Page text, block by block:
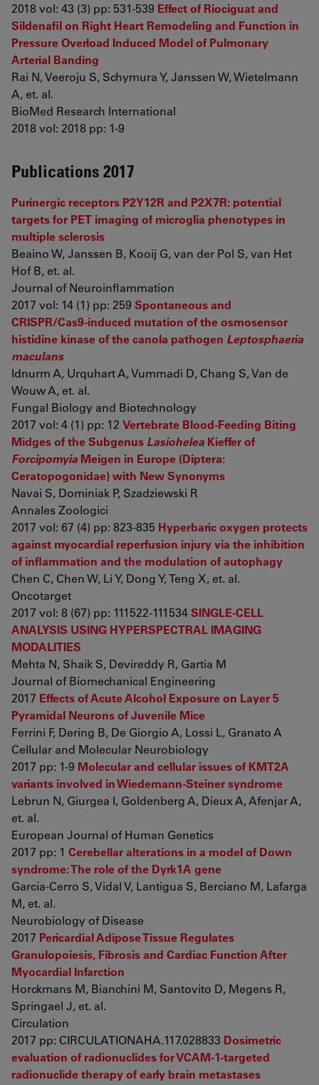
2018 vol: 43 (3) pp: 531-539 Effect of Riociguat and
Sildenafil on Right Heart Remodeling and Function in
Pressure Overload Induced Model of Pulmonary
Arterial Banding
Rai N, Veeroju S, Schymura Y, Janssen W, Wietelmann
A, et. al.
BioMed Research International
2018 vol: 2018 pp: 1-9
Publications 2017
Purinergic receptors P2Y12R and P2X7R: potential
targets for PET imaging of microglia phenotypes in
multiple sclerosis
Beaino W, Janssen B, Kooij G, van der Pol S, van Het
Hof B, et. al.
Journal of Neuroinflammation
2017 vol: 14 (1) pp: 259 Spontaneous and
CRISPR/Cas9-induced mutation of the osmosensor
histidine kinase of the canola pathogen Leptosphaeria
maculans
Idnurm A, Urquhart A, Vummadi D, Chang S, Van de
Wouw A, et. al.
Fungal Biology and Biotechnology
2017 vol: 4 (1) pp: 12 Vertebrate Blood-Feeding Biting
Midges of the Subgenus Lasiohelea Kieffer of
Forcipomyia Meigen in Europe (Diptera:
Ceratopogonidae) with New Synonyms
Navai S, Dominiak P, Szadziewski R
Annales Zoologici
2017 vol: 67 (4) pp: 823-835 Hyperbaric oxygen protects
against myocardial reperfusion injury via the inhibition
of inflammation and the modulation of autophagy
Chen C, Chen W, Li Y, Dong Y, Teng X, et. al.
Oncotarget
2017 vol: 8 (67) pp: 111522-111534SINGLE-CELL
ANALYSIS USING HYPERSPECTRAL IMAGING
MODALITIES
Mehta N, Shaik S, Devireddy R, Gartia M
Journal of Biomechanical Engineering
2017 Effects of Acute Alcohol Exposure on Layer 5
Pyramidal Neurons of Juvenile Mice
Ferrini F, Dering B, De Giorgio A, Lossi L, Granato A
Cellular and Molecular Neurobiology
2017 pp: 1-9 Molecular and cellular issues of KMT2A
variants involved in Wiedemann-Steiner syndrome
Lebrun N, Giurgea I, Goldenberg A, Dieux A, Afenjar A,
et. al.
European Journal of Human Genetics
2017 pp: 1 Cerebellar alterations in a model of Down
syndrome: The role of the Dyrk1A gene
García-Cerro S, Vidal V, Lantigua S, Berciano M, Lafarga
M, et. al.
Neurobiology of Disease
2017 Pericardial Adipose Tissue Regulates
Granulopoiesis, Fibrosis and Cardiac Function After
Myocardial Infarction
Horckmans M, Bianchini M, Santovito D, Megens R,
Springael J, et. al.
Circulation
2017 pp: CIRCULATIONAHA.117.028833 Dosimetric
evaluation of radionuclides for VCAM-1-targeted
radionuclide therapy of early brain metastases